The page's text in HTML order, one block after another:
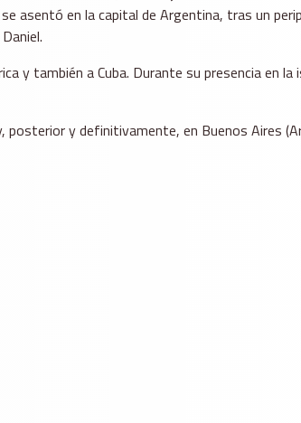
asentó en la capital de Argentina, tras un
y también a Cuba. Durante su presencia en la
posterior y definitivamente, en Buenos Aires